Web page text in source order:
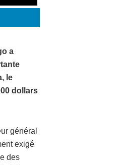
a
le
dollars
général
exigé
des